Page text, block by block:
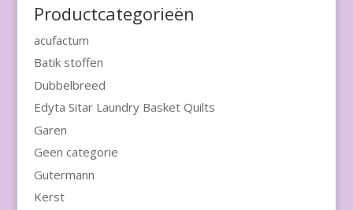
Productcategorieën
acufactum
Batik stoffen
Dubbelbreed
Edyta Sitar Laundry Basket Quilts
Garen
Geen categorie
Gutermann
Kerst